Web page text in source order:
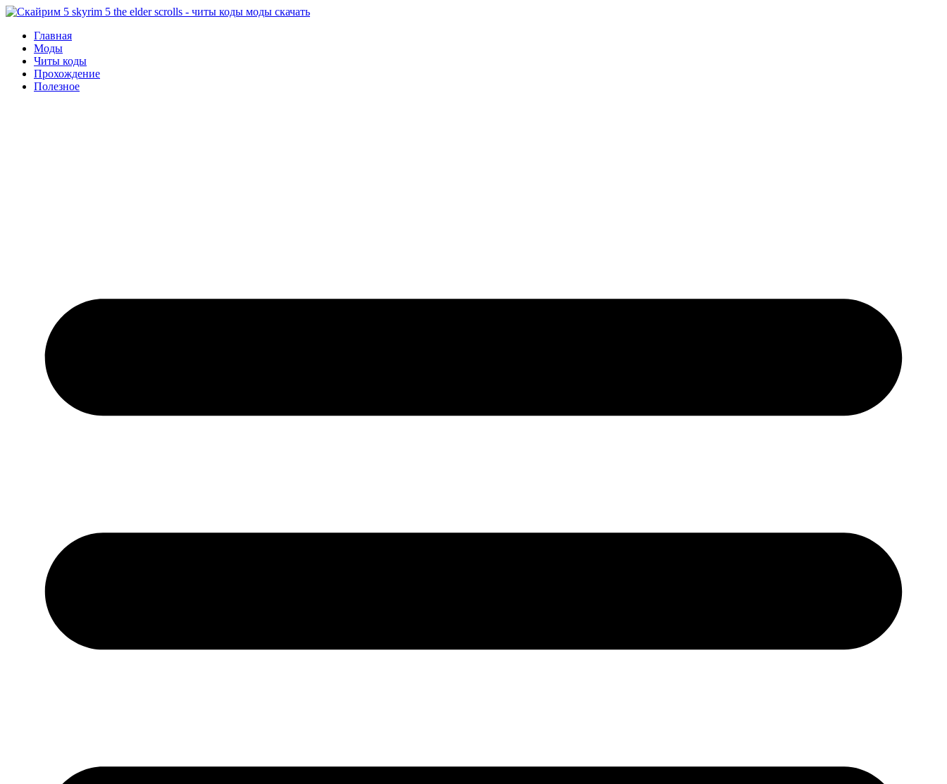
Перейти
содержимому
Главная
Моды
Читы коды
Прохождение
Полезное